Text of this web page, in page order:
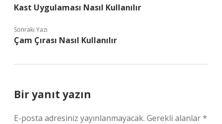
Kast Uygulaması Nasıl Kullanılır
Sonraki Yazı
Çam Çırası Nasıl Kullanılır
Bir yanıt yazın
E-posta adresiniz yayınlanmayacak. Gerekli alanlar*